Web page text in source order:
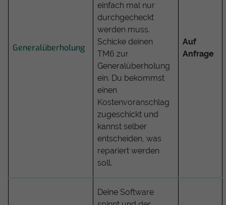
Generalüberholung
einfach mal nur
durchgecheckt
werden muss.
Schicke deinen
TM6 zur
Generalüberholung
ein. Du bekommst
einen
Kostenvoranschlag
zugeschickt und
kannst selber
entscheiden, was
repariert werden
soll.
Auf
Anfrage
Deine Software